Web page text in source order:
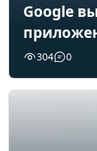
Google
304 0